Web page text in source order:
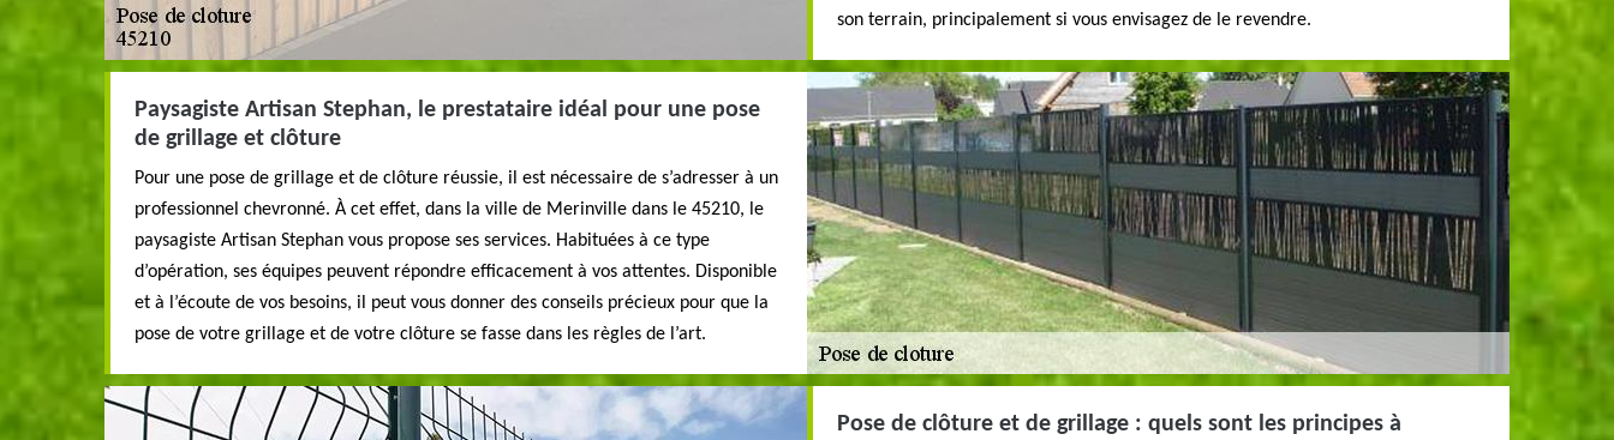
son terrain, principalement si vous envisagez de le revendre.
Paysagiste Artisan Stephan, le prestataire idéal pour une pose
de grillage et clôture
Pour une pose de grillage et de clôture réussie, il est nécessaire de s’adresser à un
professionnel chevronné. À cet effet, dans la ville de Merinville dans le 45210, le
paysagiste Artisan Stephan vous propose ses services. Habituées à ce type
d’opération, ses équipes peuvent répondre efficacement à vos attentes. Disponible
et à l’écoute de vos besoins, il peut vous donner des conseils précieux pour que la
pose de votre grillage et de votre clôture se fasse dans les règles de l’art.
Pose de clôture et de grillage : quels sont les principes à